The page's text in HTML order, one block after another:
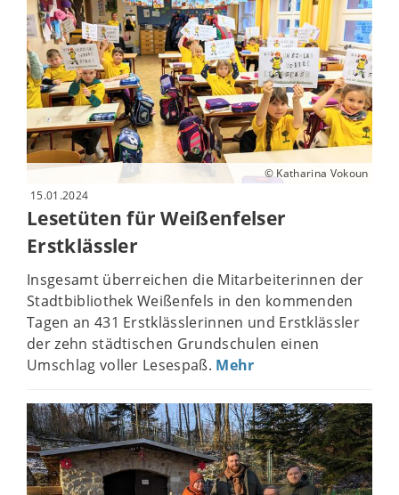
© Katharina Vokoun
15.01.2024
Lesetüten für Weißenfelser
Erstklässler
Insgesamt überreichen die Mitarbeiterinnen der
Stadtbibliothek Weißenfels in den kommenden
Tagen an 431 Erstklässlerinnen und Erstklässler
der zehn städtischen Grundschulen einen
Umschlag voller Lesespaß. Mehr